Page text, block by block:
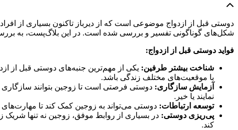
دوستی قبل از ازدواج موضوعی است که از دیرباز تاکنون بسیاری از
شکل‌های گوناگونی تفسیر و بررسی شده است. در این بلاگ‌پست، به
فواید دوستی قبل از ازدواج:
شناخت بیشتر طرفین: یکی از مهم‌ترین جنبه‌های دوستی قبل از
با موقعیت‌های مختلف زندگی باشد.
آزمایش سازگاری: دوستی فرصتی است تا زوجین بتوانند
نمایند یا خیر.
توسعه ارتباطات: دوستی می‌تواند به زوجین کمک کند تا مهارت‌های
پی‌ریزی دوستی: در بسیاری از روابط موفق، زوجین نه تنها شریک
کند.